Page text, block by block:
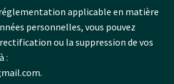
applicable en matière
personnelles, vous pouvez
ou la suppression de vos
:
.